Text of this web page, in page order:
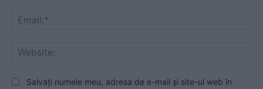
Salvați numele meu, adresa de e-mail și site-ul web în